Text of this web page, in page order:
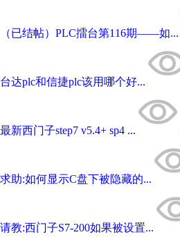
（已结帖）PLC擂台第116期——如...
台达plc和信捷plc该用哪个好...
最新西门子step7 v5.4+ sp4 ...
求助:如何显示C盘下被隐藏的...
请教:西门子S7-200如果被设置...